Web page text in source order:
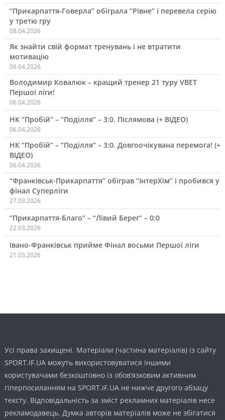
“Прикарпаття-Говерла” обіграла “Рівне” і перевела серію
у третю гру
08.04.2026
Як знайти свій формат тренувань і не втратити
мотивацію
06.04.2026
Володимир Ковалюк – кращий тренер 21 туру VBET
Першої ліги!
06.04.2026
НК “Пробій” – “Поділля” – 3:0. Післямова (+ ВІДЕО)
06.04.2026
НК “Пробій” – “Поділля” – 3:0. Довгоочікувана перемога! (+
ВІДЕО)
06.04.2026
“Франківськ-Прикарпаття” обіграв “ІнтерХім” і пробився у
фінал Суперліги
27.03.2026
“Прикарпаття-Благо” – “Лівий Берег” – 0:0
22.03.2026
Івано-Франківськ прийме Фінал восьми Першої ліги
21.03.2026
Усі права захищені. Матеріали (частина матеріалів) із сайту
SPORT.IF.UA можуть використовуватися іншими
користувачами безкоштовно із обов’язковим активним
гіперпосиланням на SPORT.IF.UA не нижче другого абзацу
тексту. Відповідальність за зміст рекламних матеріалів несе
рекламодавець. Думка авторів матеріалів може не збігатися